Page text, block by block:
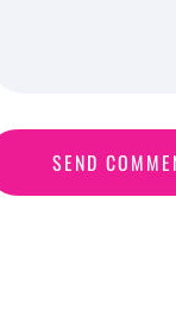
SEND COMME
SEND